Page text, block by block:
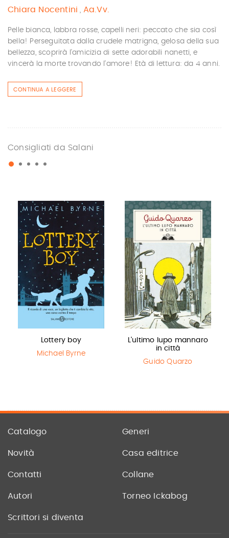
Chiara Nocentini Aa.Vv.
Pelle bianca, labbra rosse, capelli neri: peccato che sia così
bella! Perseguitata dalla crudele matrigna, gelosa della sua
bellezza, scoprirà l'amicizia di sette adorabili nanetti, e
vincerà la morte trovando l'amore! Età di lettura: da 4 anni.
CONTINUA A LEGGERE
Consigliati da Salani
Lottery boy
Michael Byrne
L'ultimo lupo mannaro
in città
Guido Quarzo
Catalogo Generi
Novità Casa editrice
Contatti Collane
Autori Torneo Ickabog
Scrittori si diventa